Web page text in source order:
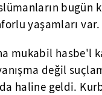
bugün
yaşamları var.
mukabil hasbe'l
değil
haline geldi.